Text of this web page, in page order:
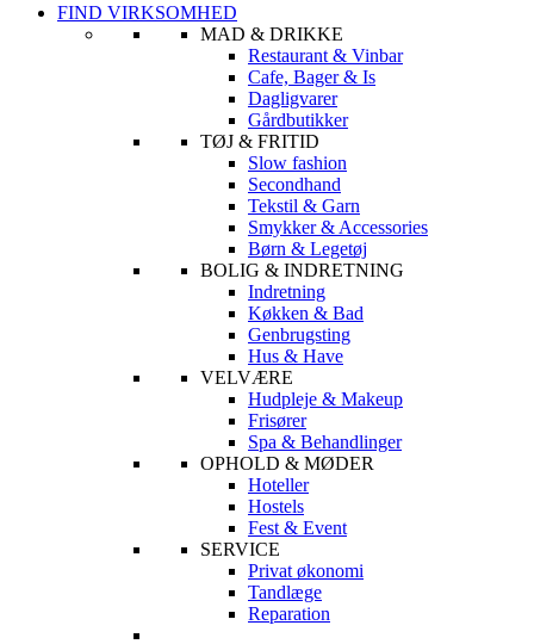
FIND VIRKSOMHED
MAD & DRIKKE
Restaurant & Vinbar
Cafe, Bager & Is
Dagligvarer
Gårdbutikker
TØJ & FRITID
Slow fashion
Secondhand
Tekstil & Garn
Smykker & Accessories
Børn & Legetøj
BOLIG & INDRETNING
Indretning
Køkken & Bad
Genbrugsting
Hus & Have
VELVÆRE
Hudpleje & Makeup
Frisører
Spa & Behandlinger
OPHOLD & MØDER
Hoteller
Hostels
Fest & Event
SERVICE
Privat økonomi
Tandlæge
Reparation